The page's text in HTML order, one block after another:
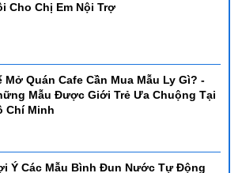
Cho Chị Em Nội Trợ
Mở Quán Cafe Cần Mua Mẫu Ly Gì? -
Mẫu Được Giới Trẻ Ưa Chuộng Tại
Chí Minh
Ý Các Mẫu Bình Đun Nước Tự Động